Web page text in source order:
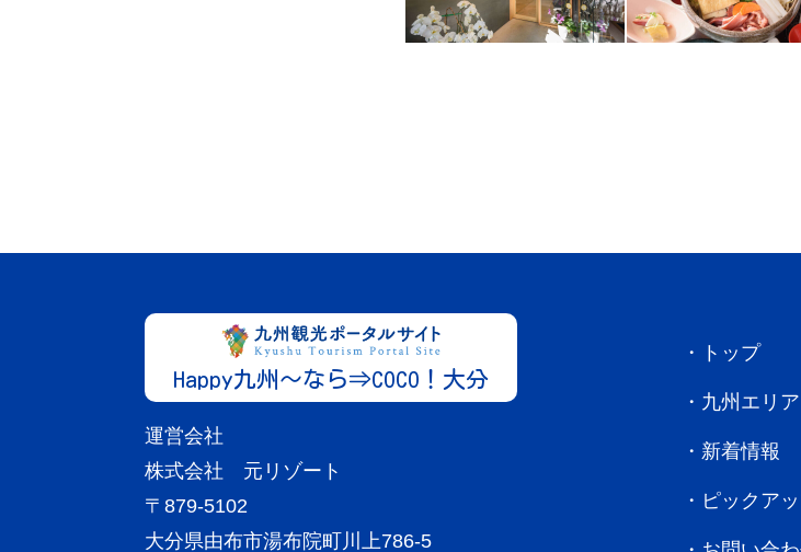
ゆふいん 森のホテル Shan-Jewel ～
Happy九州～なら⇒COCO！大分
運営会社
株式会社 元リゾート
〒879-5102
大分県由布市湯布院町川上786-5
トップ
九州エリア
新着情報
ピックア